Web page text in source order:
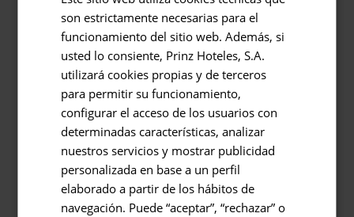
Retour à
Hôtel ou destination
Prinsotel La Dorada & Spa
Entrée / Sortie
08.08.2026 - 09.08.2026
Occupation
2 personnes
d'une douche et d'une
baignoire
d'hydromassage
Spa Hydromassage
son estrictamente necesarias para el
funcionamiento del sitio web. Además, si
usted lo consiente, Prinz Hoteles, S.A.
utilizará cookies propias y de terceros
para permitir su funcionamiento,
configurar el acceso de los usuarios con
determinadas características, analizar
nuestros servicios y mostrar publicidad
personalizada en base a un perfil
elaborado a partir de los hábitos de
navegación. Puede “aceptar”, “rechazar” o